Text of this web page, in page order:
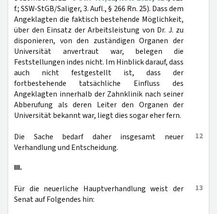
f.; SSW-StGB/Saliger, 3. Aufl., § 266 Rn. 25). Dass dem
Angeklagten die faktisch bestehende Möglichkeit,
über den Einsatz der Arbeitsleistung von Dr. J. zu
disponieren, von den zuständigen Organen der
Universität anvertraut war, belegen die
Feststellungen indes nicht. Im Hinblick darauf, dass
auch nicht festgestellt ist, dass der
fortbestehende tatsächliche Einfluss des
Angeklagten innerhalb der Zahnklinik nach seiner
Abberufung als deren Leiter den Organen der
Universität bekannt war, liegt dies sogar eher fern.
12
Die Sache bedarf daher insgesamt neuer
Verhandlung und Entscheidung.
III.
13
Für die neuerliche Hauptverhandlung weist der
Senat auf Folgendes hin: